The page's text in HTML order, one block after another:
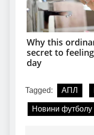
Tagged: АПЛ
Новини футболу